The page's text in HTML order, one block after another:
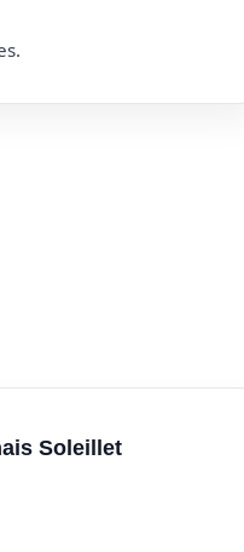
Soleillet